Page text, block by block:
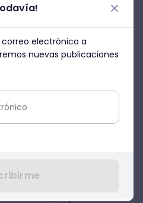
más
se aplica una
son sus grupos
de aprender
que se aplicarán en
es una de las
más populares y
electrónico a
nuevas publicaciones